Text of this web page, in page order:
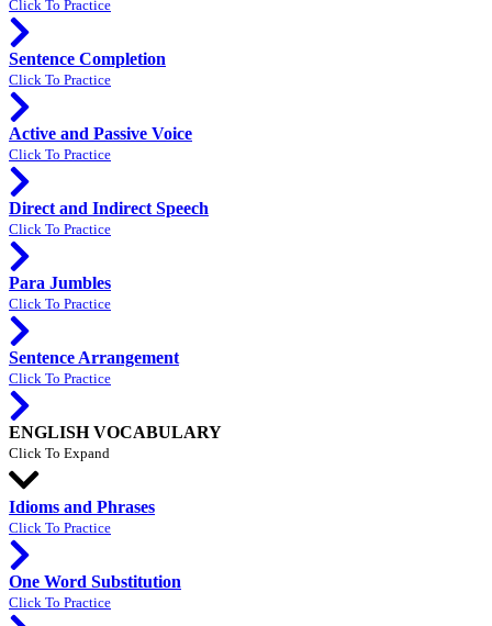
Click To Practice
Sentence Completion
Click To Practice
Active and Passive Voice
Click To Practice
Direct and Indirect Speech
Click To Practice
Para Jumbles
Click To Practice
Sentence Arrangement
Click To Practice
ENGLISH VOCABULARY
Click To Expand
Idioms and Phrases
Click To Practice
One Word Substitution
Click To Practice